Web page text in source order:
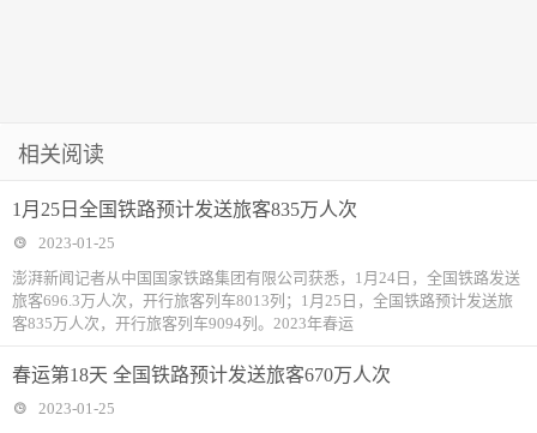
相关阅读
1月25日全国铁路预计发送旅客835万人次
2023-01-25
澎湃新闻记者从中国国家铁路集团有限公司获悉，1月24日，全国铁路发送
旅客696.3万人次，开行旅客列车8013列；1月25日，全国铁路预计发送旅
客835万人次，开行旅客列车9094列。2023年春运
春运第18天 全国铁路预计发送旅客670万人次
2023-01-25